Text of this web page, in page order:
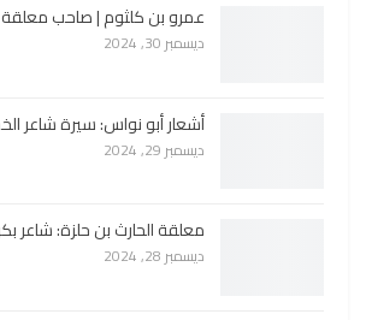
عمرو بن كلثوم | صاحب
ديسمبر 30, 2024
أشعار أبو نواس: سيرة شاعر
ديسمبر 29, 2024
معلقة الحارث بن حلزة: شاعر
ديسمبر 28, 2024